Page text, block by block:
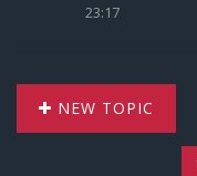
23:17
NEW TOPIC